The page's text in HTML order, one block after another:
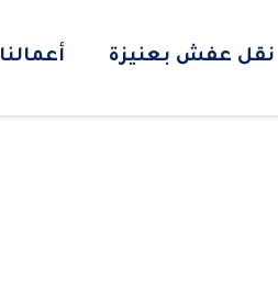
نقل عفش بعنيزة أعمالنا